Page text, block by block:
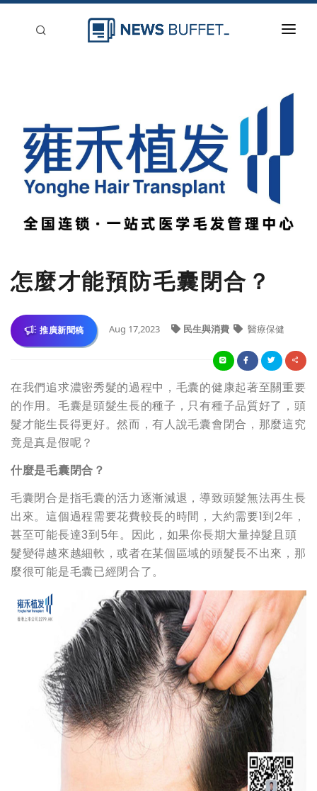
登入
刊登
怎麼才能預防毛囊閉合？
推廣新聞稿 Aug 17,2023 民生與消費 醫療保健
在我們追求濃密秀髮的過程中，毛囊的健康起著至關重要
的作用。毛囊是頭髮生長的種子，只有種子品質好了，頭
髮才能生長得更好。然而，有人說毛囊會閉合，那麼這究
竟是真是假呢？
什麼是毛囊閉合？
毛囊閉合是指毛囊的活力逐漸減退，導致頭髮無法再生長
出來。這個過程需要花費較長的時間，大約需要1到2年，
甚至可能長達3到5年。因此，如果你長期大量掉髮且頭
髮變得越來越細軟，或者在某個區域的頭髮長不出來，那
麼很可能是毛囊已經閉合了。